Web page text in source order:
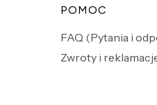
POMOC
FAQ (Pytania i
Zwroty i